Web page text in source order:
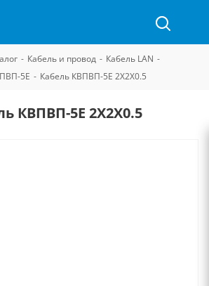
- Кабель и провод - Кабель LAN -
5Е - Кабель КВПВП-5Е 2Х2Х0.5
КВПВП-5Е 2Х2Х0.5